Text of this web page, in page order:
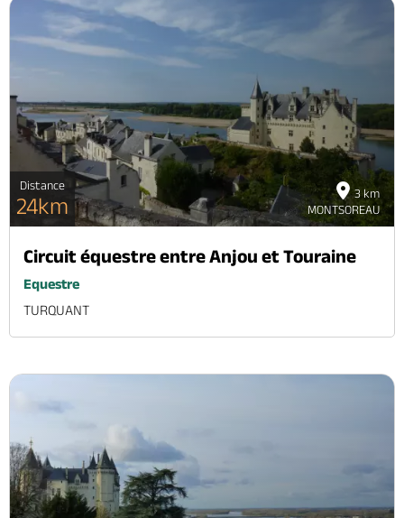
3 km
MONTSOREAU
Distance
24km
Circuit équestre entre Anjou et Touraine
Equestre
TURQUANT